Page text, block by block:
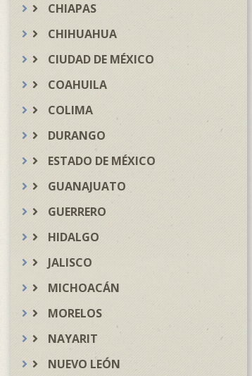
CHIAPAS
CHIHUAHUA
CIUDAD DE MÉXICO
COAHUILA
COLIMA
DURANGO
ESTADO DE MÉXICO
GUANAJUATO
GUERRERO
HIDALGO
JALISCO
MICHOACÁN
MORELOS
NAYARIT
NUEVO LEÓN